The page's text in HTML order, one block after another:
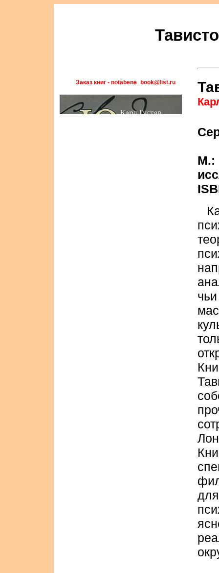
Заказ книг - notabene_book@list.ru
М.: